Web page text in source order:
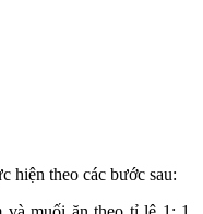
hiện theo các bước sau: